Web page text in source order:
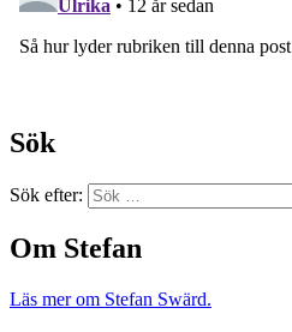
Sök
Sök efter:
Om Stefan
Läs mer om Stefan Swärd.